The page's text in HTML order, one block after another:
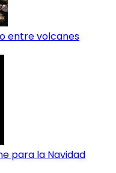
entre volcanes
para la Navidad